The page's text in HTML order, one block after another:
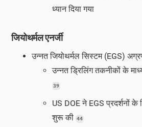
ध्यान दिया गया
जियोथर्मल एनर्जी
उन्नत जियोथर्मल सिस्टम (EGS)
उन्नत ड्रिलिंग तकनीकों के
39
US DOE ने EGS प्रदर्शनों के
शुरू की 44